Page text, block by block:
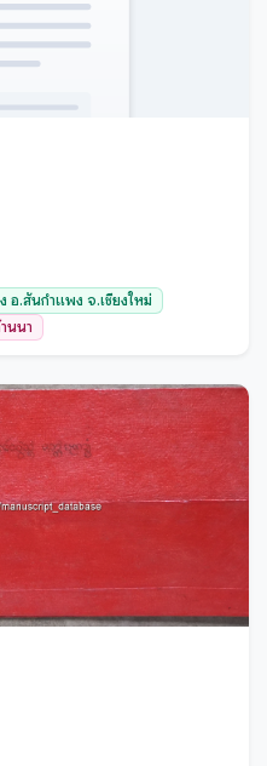
อ.สันกำแพง จ.เชียงใหม่
นนา